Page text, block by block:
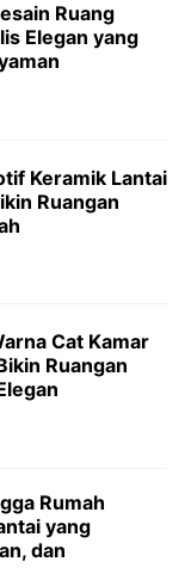
Ruang
Elegan yang
Keramik Lantai
Ruangan
Cat Kamar
Ruangan
Rumah
yang
dan